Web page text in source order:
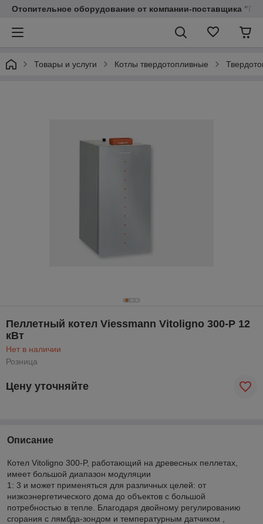
Отопительное оборудование от компании-поставщика
Товары и услуги Котлы твердотопливные
Пеллетный котел Viessmann Vitoligno 300-P 12
кВт
Нет в наличии
Розница
Цену уточняйте
Описание
Котел Vitoligno 300-P, работающий на древесных пеллетах,
имеет большой диапазон модуляции
1: 3 и может применяться для различных целей: от
низкоэнергетического дома до объектов с большой
потребностью в тепле. Благодаря двойному регулированию
сгорания с лямбда-зондом и температурным датчиком ,